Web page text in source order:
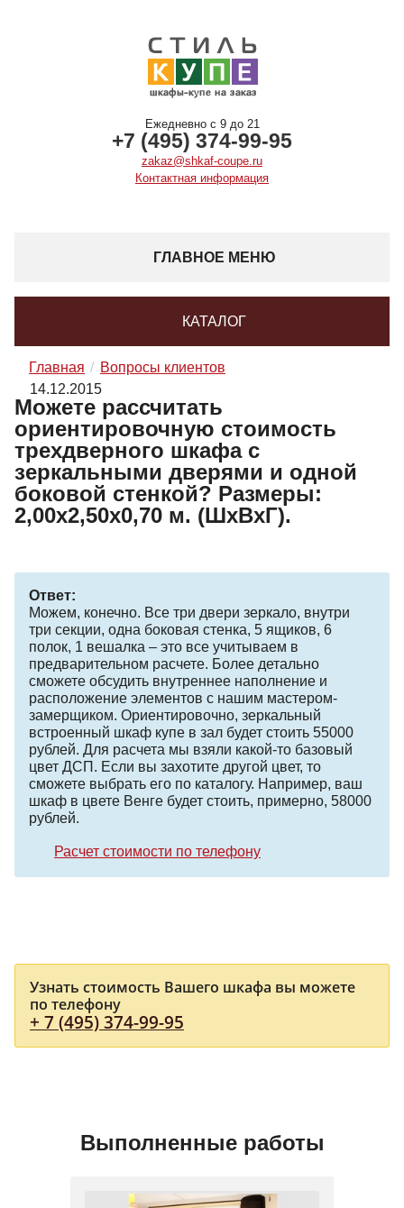
Ежедневно с 9 до 21
+7 (495) 374-99-95
zakaz@shkaf-coupe.ru
Контактная информация
ГЛАВНОЕ МЕНЮ
КАТАЛОГ
Главная
Вопросы клиентов
14.12.2015
Можете рассчитать
ориентировочную стоимость
трехдверного шкафа с
зеркальными дверями и одной
боковой стенкой? Размеры:
2,00х2,50х0,70 м. (ШхВхГ).
Ответ:
Можем, конечно. Все три двери зеркало, внутри
три секции, одна боковая стенка, 5 ящиков, 6
полок, 1 вешалка – это все учитываем в
предварительном расчете. Более детально
сможете обсудить внутреннее наполнение и
расположение элементов с нашим мастером-
замерщиком. Ориентировочно, зеркальный
встроенный шкаф купе в зал будет стоить 55000
рублей. Для расчета мы взяли какой-то базовый
цвет ДСП. Если вы захотите другой цвет, то
сможете выбрать его по каталогу. Например, ваш
шкаф в цвете Венге будет стоить, примерно, 58000
рублей.
Расчет стоимости по телефону
Узнать стоимость Вашего шкафа вы можете
по телефону
+ 7 (495) 374-99-95
Выполненные работы